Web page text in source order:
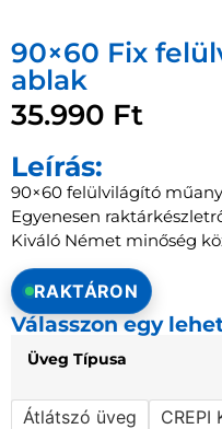
90×60 Fix
ablak
35.990 Ft
Leírás:
90×60 felülvilágító
Egyenesen
Kiváló Német minőség
RAKTÁRON
Válasszon egy
Üveg Típusa
Átlátszó üveg CREPI